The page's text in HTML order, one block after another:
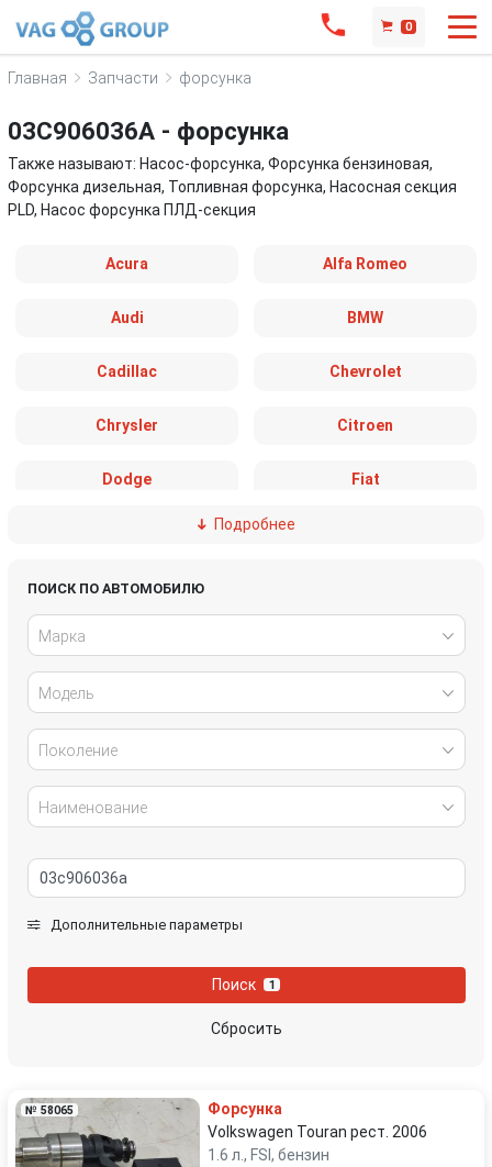
0
Главная Запчасти форсунка
03C906036A - форсунка
Также называют: Насос-форсунка, Форсунка бензиновая,
Форсунка дизельная, Топливная форсунка, Насосная секция
PLD, Насос форсунка ПЛД-секция
Acura Alfa Romeo
Audi BMW
Cadillac Chevrolet
Chrysler Citroen
Dodge Fiat
Honda
Kia
Land Rover
Mazda Mercedes-Benz
Nissan Opel
SEAT Skoda
Подробнее
ПОИСК ПО АВТОМОБИЛЮ
Марка
Модель
Поколение
Наименование
Дополнительные параметры
Поиск 1
Сбросить
№ 58065
Форсунка
Volkswagen Touran рест. 2006
1.6 л., FSI, бензин